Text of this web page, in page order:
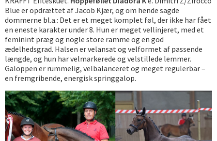
Blue er opdrættet af Jacob Kjær, og om hende sagde
dommerne bl.a.: Det er et meget komplet føl, der ikke har fået
en eneste karakter under 8. Hun er meget vellinjeret, med et
feminint præg og nogle store ramme og en god
ædelhedsgrad. Halsen er velansat og velformet af passende
længde, og hun har velmarkerede og velstillede lemmer.
Galoppen er rummelig, velbalanceret og meget regulerbar –
en fremgribende, energisk springgalop.